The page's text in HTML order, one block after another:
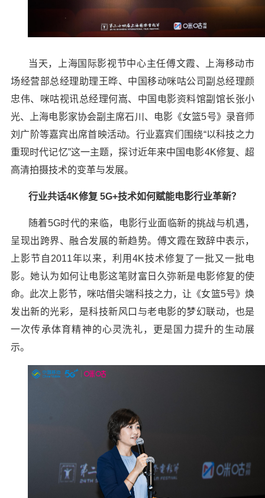
当天，上海国际影视节中心主任傅文霞、上海移动市
场经营部总经理助理王晔、中国移动咪咕公司副总经理颜
忠伟、咪咕视讯总经理何嵩、中国电影资料馆副馆长张小
光、上海电影家协会副主席石川、电影《女篮5号》录音师
刘广阶等嘉宾出席首映活动。行业嘉宾们围绕“以科技之力
重现时代记忆”这一主题，探讨近年来中国电影4K修复、超
高清拍摄技术的变革与发展。
行业共话4K修复 5G+技术如何赋能电影行业革新？
随着5G时代的来临，电影行业面临新的挑战与机遇，
呈现出跨界、融合发展的新趋势。傅文霞在致辞中表示，
上影节自2011年以来，利用4K技术修复了一批又一批电
影。她认为如何让电影这笔财富日久弥新是电影修复的使
命。此次上影节，咪咕借尖端科技之力，让《女篮5号》焕
发出新的光彩，是科技新风口与老电影的梦幻联动，也是
一次传承体育精神的心灵洗礼，更是国力提升的生动展
示。